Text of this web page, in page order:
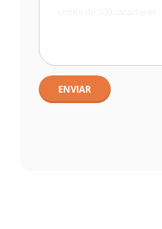
ENVIAR